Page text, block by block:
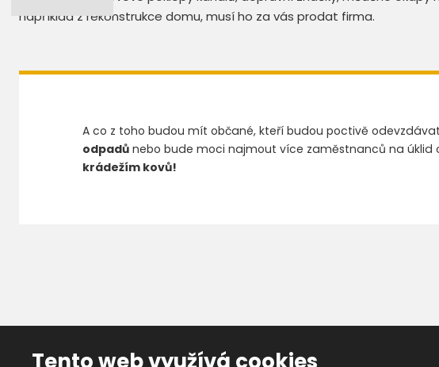
například z rekonstrukce domu, musí ho za vás prodat firma.
A co z toho budou mít občané, kteří budou poctivě
odpadů nebo bude moci najmout více zaměstnanců na úklid
krádežím kovů!